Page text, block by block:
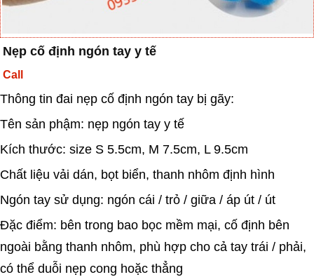
Nẹp cố định ngón tay y tế
Call
Thông tin đai nẹp cố định ngón tay bị gãy:
Tên sản phậm: nẹp ngón tay y tế
Kích thước: size S 5.5cm, M 7.5cm, L 9.5cm
Chất liệu vải dán, bọt biển, thanh nhôm định hình
Ngón tay sử dụng: ngón cái / trỏ / giữa / áp út / út
Đặc điểm: bên trong bao bọc mềm mại, cố định bên
ngoài bằng thanh nhôm, phù hợp cho cả tay trái / phải,
có thể duỗi nẹp cong hoặc thẳng